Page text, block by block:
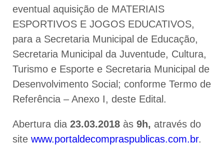
eventual aquisição de MATERIAIS
ESPORTIVOS E JOGOS EDUCATIVOS,
para a Secretaria Municipal de Educação,
Secretaria Municipal da Juventude, Cultura,
Turismo e Esporte e Secretaria Municipal de
Desenvolvimento Social; conforme Termo de
Referência – Anexo I, deste Edital.
Abertura dia 23.03.2018 às 9h, através do
site www.portaldecompraspublicas.com.br.